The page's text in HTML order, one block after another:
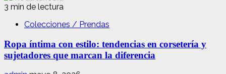
3 min de lectura
Colecciones / Prendas
Ropa íntima con estilo: tendencias en corsetería y
sujetadores que marcan la diferencia